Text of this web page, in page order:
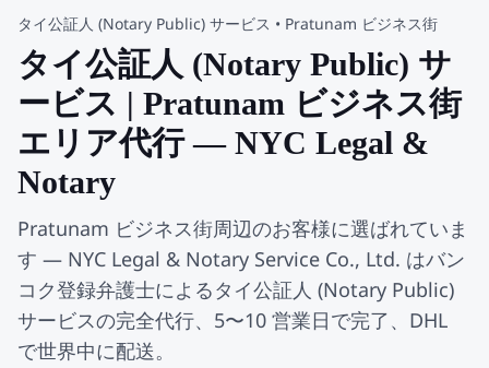
タイ公証人 (Notary Public) サービス • Pratunam ビジネス街
タイ公証人 (Notary Public) サ
ービス | Pratunam ビジネス街
エリア代行 — NYC Legal &
Notary
Pratunam ビジネス街周辺のお客様に選ばれていま
す — NYC Legal & Notary Service Co., Ltd. はバン
コク登録弁護士によるタイ公証人 (Notary Public)
サービスの完全代行、5〜10 営業日で完了、DHL
で世界中に配送。